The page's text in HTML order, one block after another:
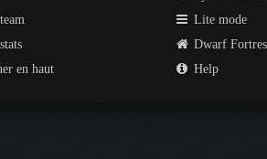
en haut
Lite mode
Dwarf
Help